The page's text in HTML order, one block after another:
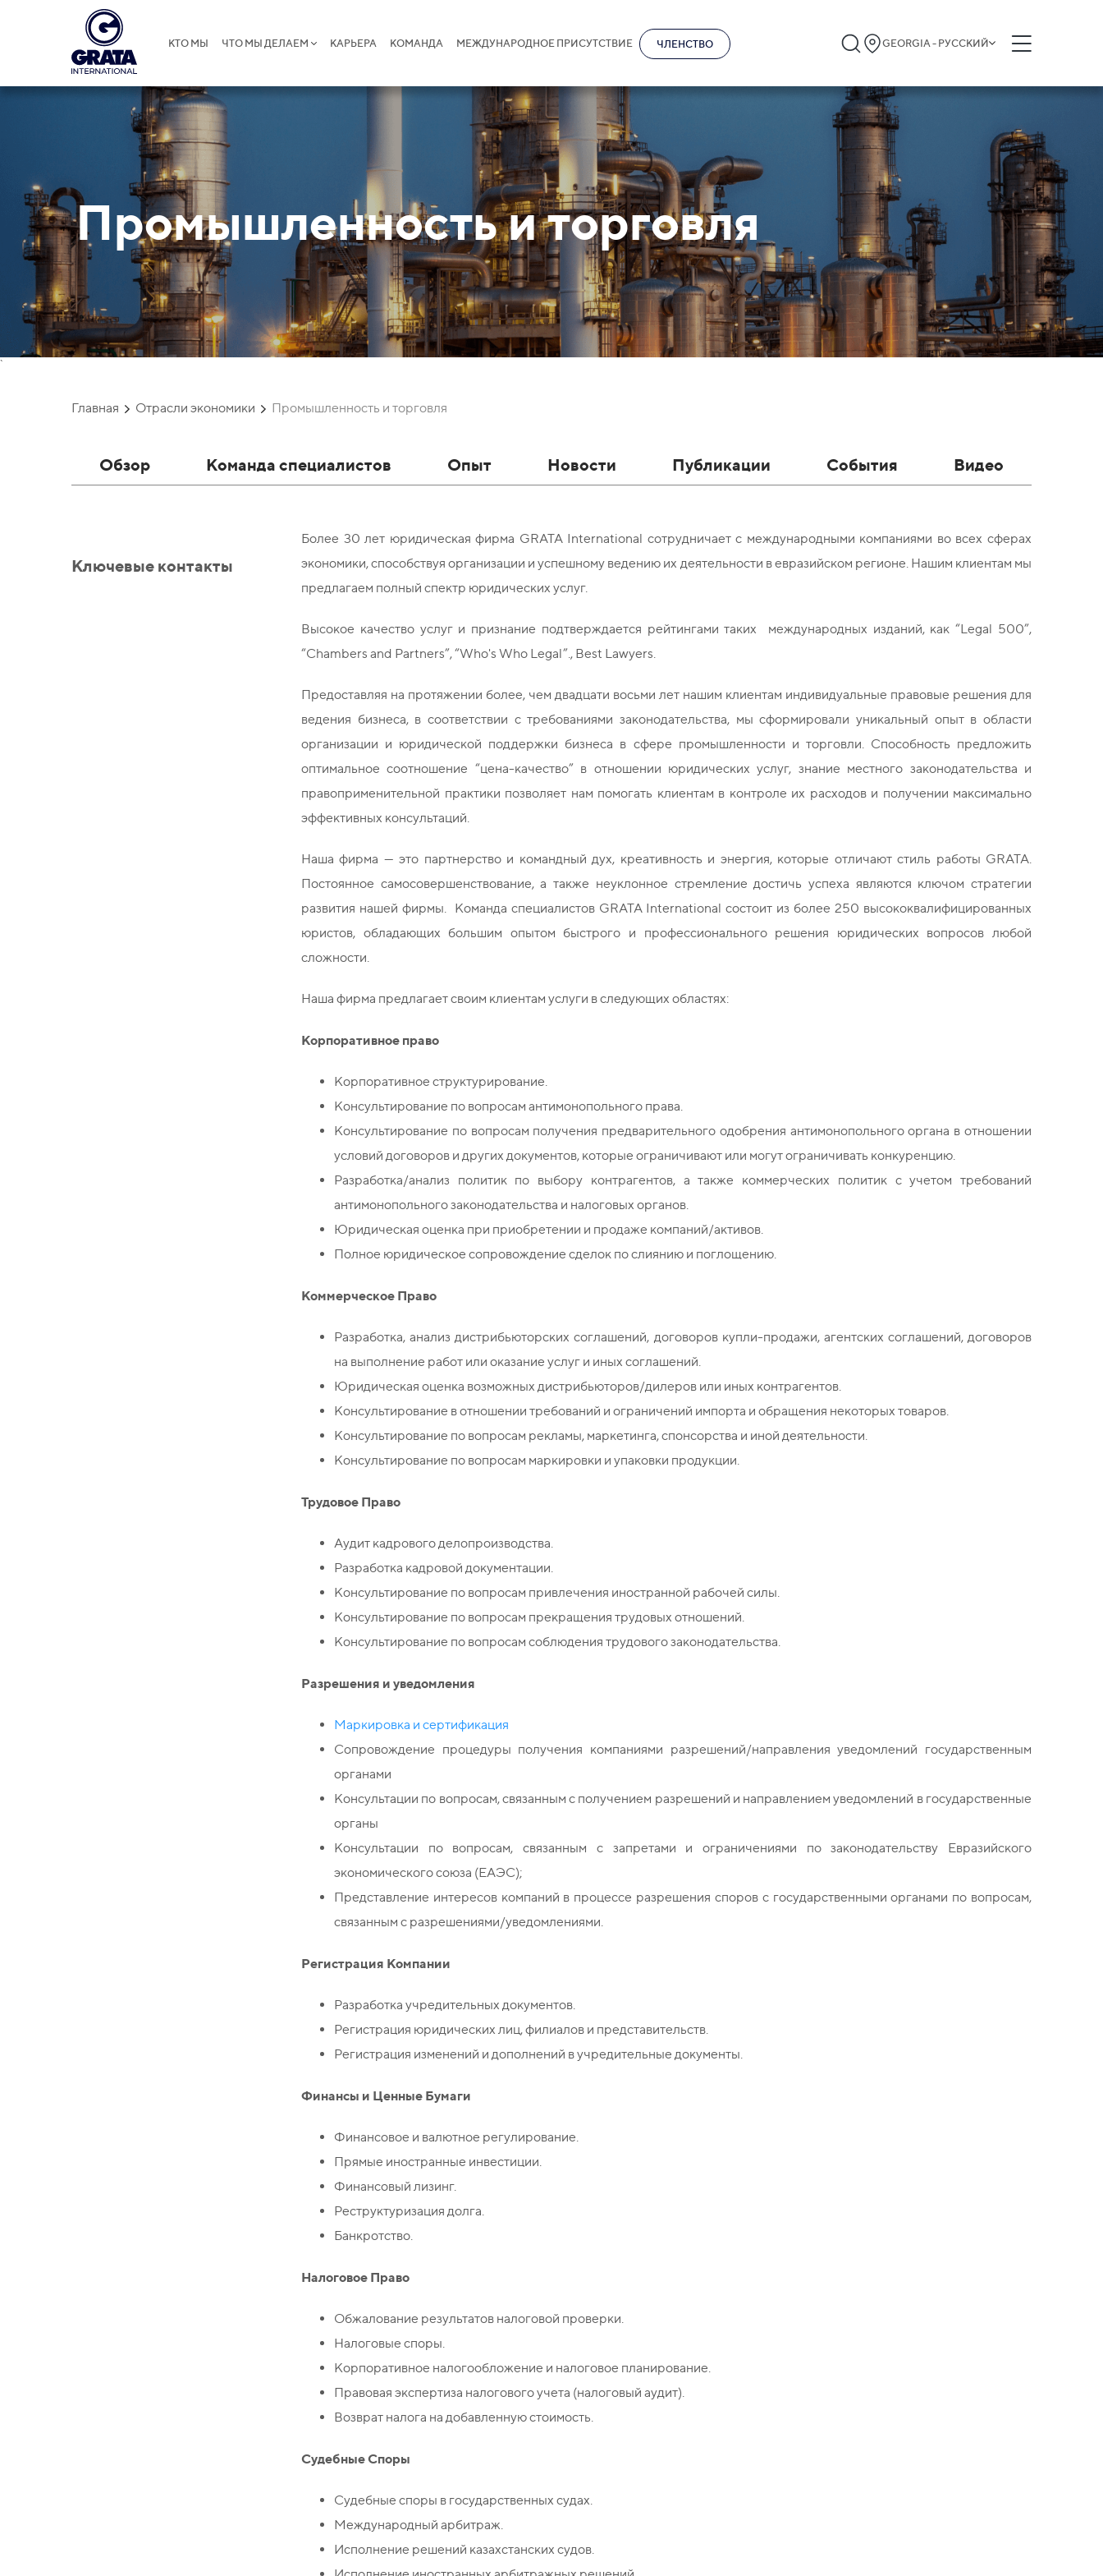
КТО МЫ ЧТО МЫ ДЕЛАЕМ КАРЬЕРА КОМАНДА МЕЖДУНАРОДНОЕ ПРИСУТСТВИЕ ЧЛЕНСТВО GEORGIA - РУССКИЙ
Промышленность и торговля
`
Главная Отрасли экономики Промышленность и торговля
Обзор Команда специалистов Опыт Новости Публикации События Видео
Ключевые контакты
Более 30 лет юридическая фирма GRATA International сотрудничает с международными компаниями во всех сферах
экономики, способствуя организации и успешному ведению их деятельности в евразийском регионе. Нашим клиентам мы
предлагаем полный спектр юридических услуг.
Высокое качество услуг и признание подтверждается рейтингами таких международных изданий, как “Legal 500”,
“Chambers and Partners”, “Who's Who Legal”., Best Lawyers.
Предоставляя на протяжении более, чем двадцати восьми лет нашим клиентам индивидуальные правовые решения для
ведения бизнеса, в соответствии с требованиями законодательства, мы сформировали уникальный опыт в области
организации и юридической поддержки бизнеса в сфере промышленности и торговли. Способность предложить
оптимальное соотношение “цена-качество” в отношении юридических услуг, знание местного законодательства и
правоприменительной практики позволяет нам помогать клиентам в контроле их расходов и получении максимально
эффективных консультаций.
Наша фирма — это партнерство и командный дух, креативность и энергия, которые отличают стиль работы GRATA.
Постоянное самосовершенствование, а также неуклонное стремление достичь успеха являются ключом стратегии
развития нашей фирмы. Команда специалистов GRATA International состоит из более 250 высококвалифицированных
юристов, обладающих большим опытом быстрого и профессионального решения юридических вопросов любой
сложности.
Наша фирма предлагает своим клиентам услуги в следующих областях:
Корпоративное право
Корпоративное структурирование.
Консультирование по вопросам антимонопольного права.
Консультирование по вопросам получения предварительного одобрения антимонопольного органа в отношении
условий договоров и других документов, которые ограничивают или могут ограничивать конкуренцию.
Разработка/анализ политик по выбору контрагентов, а также коммерческих политик с учетом требований
антимонопольного законодательства и налоговых органов.
Юридическая оценка при приобретении и продаже компаний/активов.
Полное юридическое сопровождение сделок по слиянию и поглощению.
Коммерческое Право
Разработка, анализ дистрибьюторских соглашений, договоров купли-продажи, агентских соглашений, договоров
на выполнение работ или оказание услуг и иных соглашений.
Юридическая оценка возможных дистрибьюторов/дилеров или иных контрагентов.
Консультирование в отношении требований и ограничений импорта и обращения некоторых товаров.
Консультирование по вопросам рекламы, маркетинга, спонсорства и иной деятельности.
Консультирование по вопросам маркировки и упаковки продукции.
Трудовое Право
Аудит кадрового делопроизводства.
Разработка кадровой документации.
Консультирование по вопросам привлечения иностранной рабочей силы.
Консультирование по вопросам прекращения трудовых отношений.
Консультирование по вопросам соблюдения трудового законодательства.
Разрешения и уведомления
Маркировка и сертификация
Сопровождение процедуры получения компаниями разрешений/направления уведомлений государственным
органами
Консультации по вопросам, связанным с получением разрешений и направлением уведомлений в государственные
органы
Консультации по вопросам, связанным с запретами и ограничениями по законодательству Евразийского
экономического союза (ЕАЭС);
Представление интересов компаний в процессе разрешения споров с государственными органами по вопросам,
связанным с разрешениями/уведомлениями.
Регистрация Компании
Разработка учредительных документов.
Регистрация юридических лиц, филиалов и представительств.
Регистрация изменений и дополнений в учредительные документы.
Финансы и Ценные Бумаги
Финансовое и валютное регулирование.
Прямые иностранные инвестиции.
Финансовый лизинг.
Реструктуризация долга.
Банкротство.
Налоговое Право
Обжалование результатов налоговой проверки.
Налоговые споры.
Корпоративное налогообложение и налоговое планирование.
Правовая экспертиза налогового учета (налоговый аудит).
Возврат налога на добавленную стоимость.
Судебные Споры
Судебные споры в государственных судах.
Международный арбитраж.
Исполнение решений казахстанских судов.